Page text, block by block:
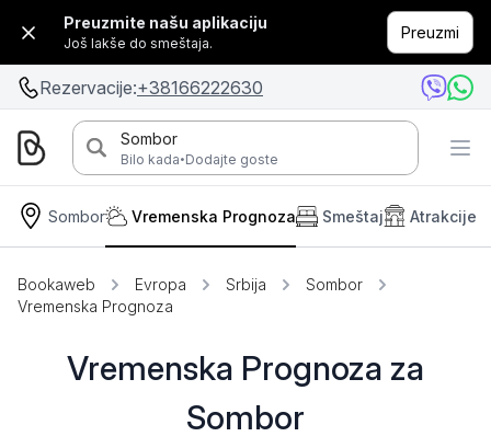
Preuzmite našu aplikaciju
Još lakše do smeštaja.
Preuzmi
Rezervacije:+38166222630
Sombor
Bilo kada·Dodajte goste
Sombor Smeštaj Atrakcije
Vremenska Prognoza
Bookaweb Evropa Srbija
Sombor
Vremenska Prognoza
Vremenska Prognoza za
Sombor